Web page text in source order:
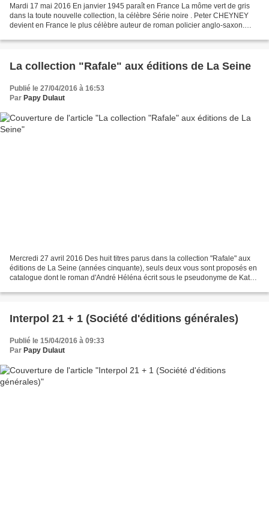
Mardi 17 mai 2016 En janvier 1945 paraît en France La môme vert de gris
dans la toute nouvelle collection, la célèbre Série noire . Peter CHEYNEY
devient en France le plus célèbre auteur de roman policier anglo-saxon.
La collection "Rafale" aux éditions de La Seine
Publié le 27/04/2016 à 16:53
Par Papy Dulaut
Mercredi 27 avril 2016 Des huit titres parus dans la collection "Rafale" aux
éditions de La Seine (années cinquante), seuls deux vous sont proposés en
catalogue dont le roman d'André Héléna écrit sous le pseudonyme de Kathy
Interpol 21 + 1 (Société d'éditions générales)
Publié le 15/04/2016 à 09:33
Par Papy Dulaut